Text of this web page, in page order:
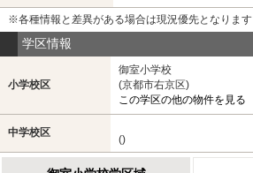
※各種情報と差異がある場合は現況優先となります
学区情報
小学校区
御室小学校
(京都市右京区)
この学区の他の物件を見る
中学校区
()